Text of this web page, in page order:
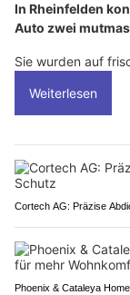
In Rheinfelden
Auto zwei
Sie wurden auf
Weiterlesen
Cortech AG: Präzise
Phoenix & Cataleya